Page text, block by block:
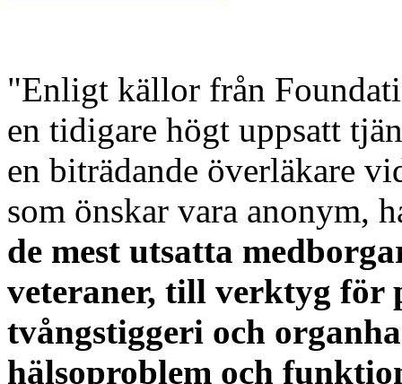
"Enligt källor från
en tidigare högt uppsatt
en biträdande överläkare
som önskar vara anonym,
de mest utsatta
veteraner, till verktyg för
tvångstiggeri och
hälsoproblem och